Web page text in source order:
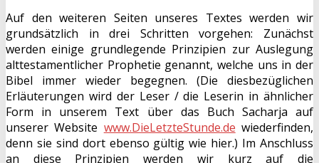
Auf den weiteren Seiten unseres Textes werden wir
grundsätzlich in drei Schritten vorgehen: Zunächst
werden einige grundlegende Prinzipien zur Auslegung
alttestamentlicher Prophetie genannt, welche uns in der
Bibel immer wieder begegnen. (Die diesbezüglichen
Erläuterungen wird der Leser / die Leserin in ähnlicher
Form in unserem Text über das Buch Sacharja auf
unserer Website www.DieLetzteStunde.de wiederfinden,
denn sie sind dort ebenso gültig wie hier.) Im Anschluss
an diese Prinzipien werden wir kurz auf die